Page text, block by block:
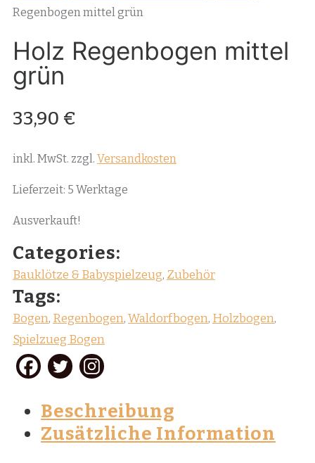
Regenbogen mittel grün
Holz Regenbogen mittel
grün
33,90 €
inkl. MwSt. zzgl. Versandkosten
Lieferzeit: 5 Werktage
Ausverkauft!
Categories:
Bauklötze & Babyspielzeug, Zubehör
Tags:
Bogen, Regenbogen,Waldorfbogen, Holzbogen,
Spielzueg Bogen
Beschreibung
Zusätzliche Information